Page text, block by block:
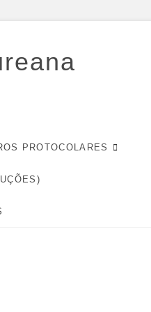
PROTOCOLARES